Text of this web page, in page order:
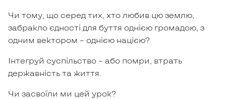
Чи тому, що серед тих, хто любив цю землю,
забракло єдності для буття однією громадою, з
одним вектором – однією нацією?
Інтегруй суспільство – або помри, втрать
державність та життя.
Чи засвоїли ми цей урок?